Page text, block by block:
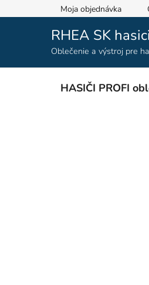
na
Moja objednávka
RHEA SK
Oblečenie a výstroj pre
HASIČI PROFI